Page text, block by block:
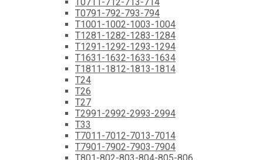
T0791-792-793-794
T1001-1002-1003-1004
T1281-1282-1283-1284
T1291-1292-1293-1294
T1631-1632-1633-1634
T1811-1812-1813-1814
T24
T26
T27
T2991-2992-2993-2994
T33
T7011-7012-7013-7014
T7901-7902-7903-7904